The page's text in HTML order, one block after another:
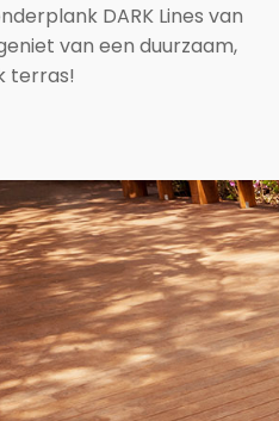
DARK Lines van
van een duurzaam,
terras!